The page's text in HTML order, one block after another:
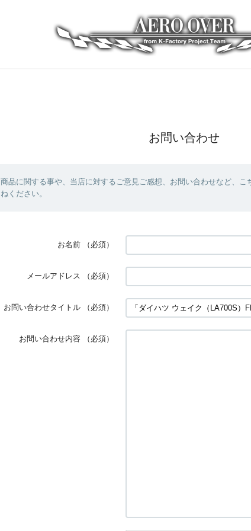
お問い合わせ
商品に関する事や、当店に対するご意見ご感想、お問い合わせなど、こ
ねください。
お名前 （必須）
メールアドレス （必須）
お問い合わせタイトル （必須）
お問い合わせ内容 （必須）